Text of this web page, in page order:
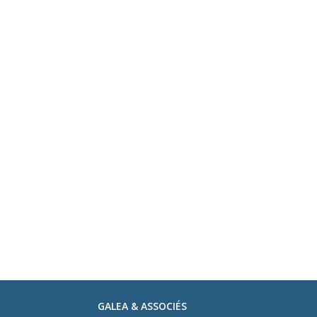
GALEA & ASSOCIÉS